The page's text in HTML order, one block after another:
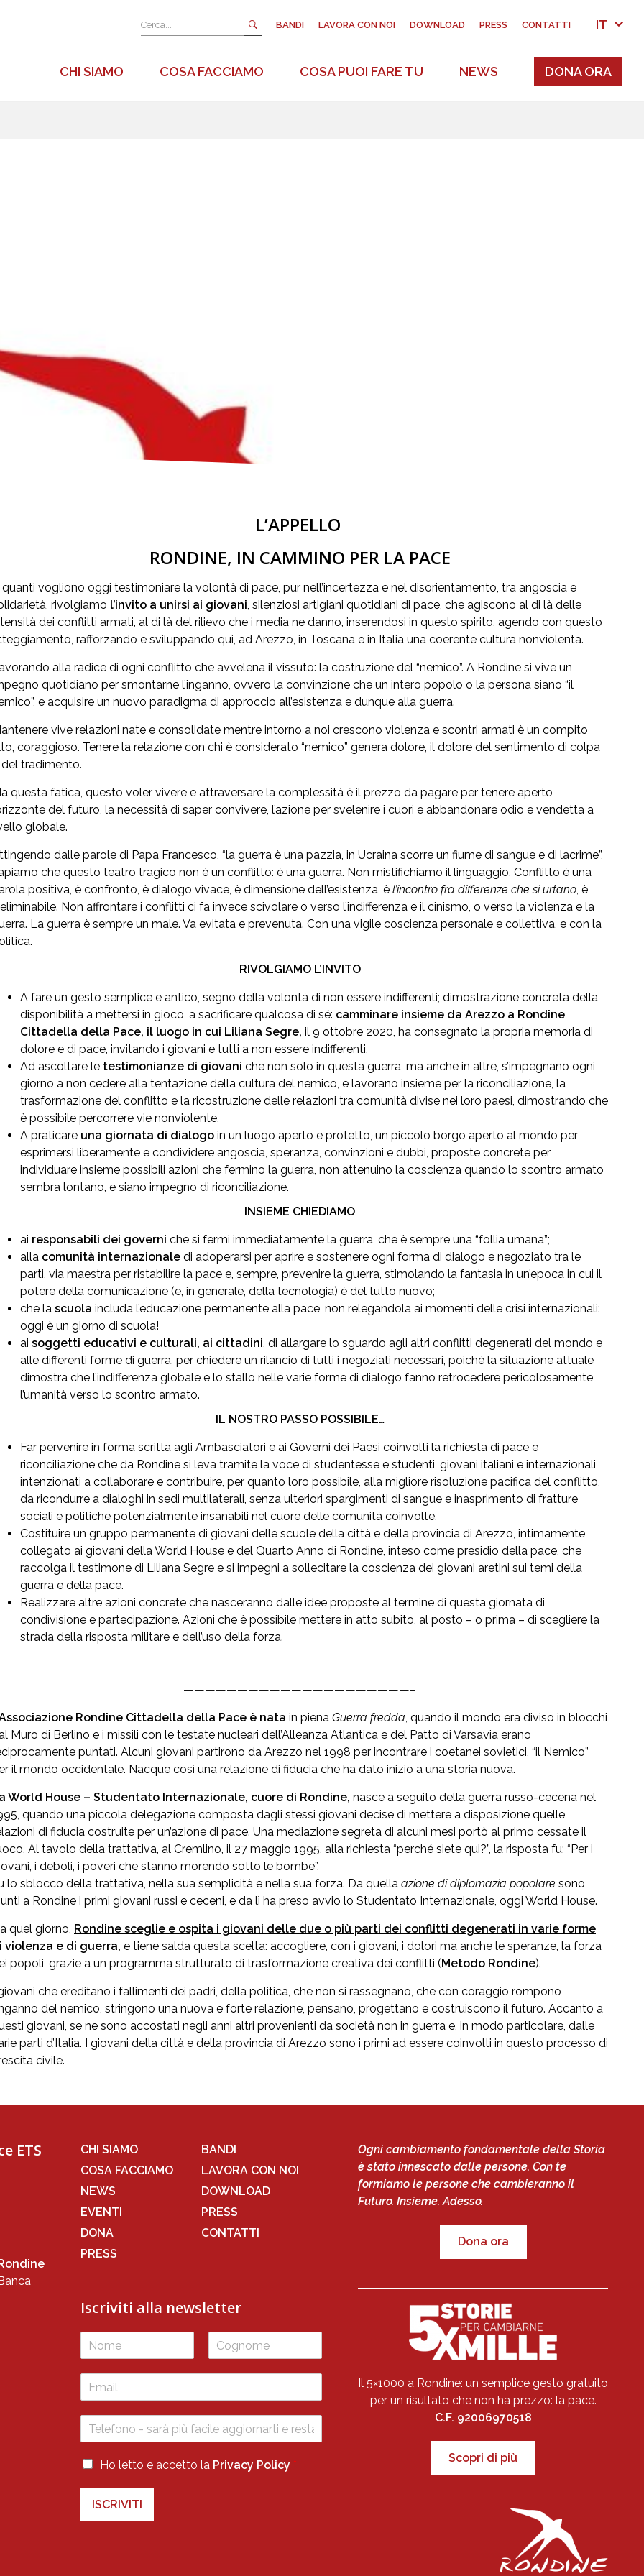
IT
BANDI LAVORA CON NOI DOWNLOAD PRESS CONTATTI
CHI SIAMO COSA FACCIAMO COSA PUOI FARE TU NEWS DONA ORA
L’APPELLO
RONDINE, IN CAMMINO PER LA PACE
quanti vogliono oggi testimoniare la volontà di pace, pur nell’incertezza e nel disorientamento, tra angoscia e
rivolgiamo l’invito a unirsi ai giovani, silenziosi artigiani quotidiani di pace, che agiscono al di là delle
dei conflitti armati, al di là del rilievo che i media ne danno, inserendosi in questo spirito, agendo con questo
rafforzando e sviluppando qui, ad Arezzo, in Toscana e in Italia una coerente cultura nonviolenta.
alla radice di ogni conflitto che avvelena il vissuto: la costruzione del “nemico”. A Rondine si vive un
quotidiano per smontarne l’inganno, ovvero la convinzione che un intero popolo o la persona siano “il
e acquisire un nuovo paradigma di approccio all’esistenza e dunque alla guerra.
vive relazioni nate e consolidate mentre intorno a noi crescono violenza e scontri armati è un compito
coraggioso. Tenere la relazione con chi è considerato “nemico” genera dolore, il dolore del sentimento di colpa
tradimento.
questa fatica, questo voler vivere e attraversare la complessità è il prezzo da pagare per tenere aperto
del futuro, la necessità di saper convivere, l’azione per svelenire i cuori e abbandonare odio e vendetta a
globale.
dalle parole di Papa Francesco, “la guerra è una pazzia, in Ucraina scorre un fiume di sangue e di lacrime”,
che questo teatro tragico non è un conflitto: è una guerra. Non mistifichiamo il linguaggio. Conflitto è una
positiva, è confronto, è dialogo vivace, è dimensione dell’esistenza, è l’incontro fra differenze che si urtano, è
Non affrontare i conflitti ci fa invece scivolare o verso l’indifferenza e il cinismo, o verso la violenza e la
La guerra è sempre un male. Va evitata e prevenuta. Con una vigile coscienza personale e collettiva, e con la
RIVOLGIAMO L’INVITO
A fare un gesto semplice e antico, segno della volontà di non essere indifferenti; dimostrazione concreta della
disponibilità a mettersi in gioco, a sacrificare qualcosa di sé: camminare insieme da Arezzo a Rondine
Cittadella della Pace, il luogo in cui Liliana Segre, il 9 ottobre 2020, ha consegnato la propria memoria di
dolore e di pace, invitando i giovani e tutti a non essere indifferenti.
Ad ascoltare le testimonianze di giovani che non solo in questa guerra, ma anche in altre, s’impegnano ogni
giorno a non cedere alla tentazione della cultura del nemico, e lavorano insieme per la riconciliazione, la
trasformazione del conflitto e la ricostruzione delle relazioni tra comunità divise nei loro paesi, dimostrando che
è possibile percorrere vie nonviolente.
A praticare una giornata di dialogo in un luogo aperto e protetto, un piccolo borgo aperto al mondo per
esprimersi liberamente e condividere angoscia, speranza, convinzioni e dubbi, proposte concrete per
individuare insieme possibili azioni che fermino la guerra, non attenuino la coscienza quando lo scontro armato
sembra lontano, e siano impegno di riconciliazione.
INSIEME CHIEDIAMO
ai responsabili dei governi che si fermi immediatamente la guerra, che è sempre una “follia umana”;
alla comunità internazionale di adoperarsi per aprire e sostenere ogni forma di dialogo e negoziato tra le
parti, via maestra per ristabilire la pace e, sempre, prevenire la guerra, stimolando la fantasia in un’epoca in cui il
potere della comunicazione (e, in generale, della tecnologia) è del tutto nuovo;
che la scuola includa l’educazione permanente alla pace, non relegandola ai momenti delle crisi internazionali:
oggi è un giorno di scuola!
ai soggetti educativi e culturali, ai cittadini, di allargare lo sguardo agli altri conflitti degenerati del mondo e
alle differenti forme di guerra, per chiedere un rilancio di tutti i negoziati necessari, poiché la situazione attuale
dimostra che l’indifferenza globale e lo stallo nelle varie forme di dialogo fanno retrocedere pericolosamente
l’umanità verso lo scontro armato.
IL NOSTRO PASSO POSSIBILE…
Far pervenire in forma scritta agli Ambasciatori e ai Governi dei Paesi coinvolti la richiesta di pace e
riconciliazione che da Rondine si leva tramite la voce di studentesse e studenti, giovani italiani e internazionali,
intenzionati a collaborare e contribuire, per quanto loro possibile, alla migliore risoluzione pacifica del conflitto,
da ricondurre a dialoghi in sedi multilaterali, senza ulteriori spargimenti di sangue e inasprimento di fratture
sociali e politiche potenzialmente insanabili nel cuore delle comunità coinvolte.
Costituire un gruppo permanente di giovani delle scuole della città e della provincia di Arezzo, intimamente
collegato ai giovani della World House e del Quarto Anno di Rondine, inteso come presidio della pace, che
raccolga il testimone di Liliana Segre e si impegni a sollecitare la coscienza dei giovani aretini sui temi della
guerra e della pace.
Realizzare altre azioni concrete che nasceranno dalle idee proposte al termine di questa giornata di
condivisione e partecipazione. Azioni che è possibile mettere in atto subito, al posto – o prima – di scegliere la
strada della risposta militare e dell’uso della forza.
—————————————————————–
Rondine Cittadella della Pace è nata in piena Guerra fredda, quando il mondo era diviso in blocchi
Muro di Berlino e i missili con le testate nucleari dell’Alleanza Atlantica e del Patto di Varsavia erano
puntati. Alcuni giovani partirono da Arezzo nel 1998 per incontrare i coetanei sovietici, “il Nemico”
il mondo occidentale. Nacque così una relazione di fiducia che ha dato inizio a una storia nuova.
World House – Studentato Internazionale, cuore di Rondine, nasce a seguito della guerra russo-cecena nel
quando una piccola delegazione composta dagli stessi giovani decise di mettere a disposizione quelle
di fiducia costruite per un’azione di pace. Una mediazione segreta di alcuni mesi portò al primo cessate il
Al tavolo della trattativa, al Cremlino, il 27 maggio 1995, alla richiesta “perché siete qui?”, la risposta fu: “Per i
i deboli, i poveri che stanno morendo sotto le bombe”.
lo sblocco della trattativa, nella sua semplicità e nella sua forza. Da quella azione di diplomazia popolare sono
a Rondine i primi giovani russi e ceceni, e da lì ha preso avvio lo Studentato Internazionale, oggi World House.
quel giorno, Rondine sceglie e ospita i giovani delle due o più parti dei conflitti degenerati in varie forme
violenza e di guerra, e tiene salda questa scelta: accogliere, con i giovani, i dolori ma anche le speranze, la forza
popoli, grazie a un programma strutturato di trasformazione creativa dei conflitti (Metodo Rondine).
giovani che ereditano i fallimenti dei padri, della politica, che non si rassegnano, che con coraggio rompono
del nemico, stringono una nuova e forte relazione, pensano, progettano e costruiscono il futuro. Accanto a
giovani, se ne sono accostati negli anni altri provenienti da società non in guerra e, in modo particolare, dalle
parti d’Italia. I giovani della città e della provincia di Arezzo sono i primi ad essere coinvolti in questo processo di
civile.
ETS
CHI SIAMO
COSA FACCIAMO
NEWS
EVENTI
DONA
PRESS
BANDI
LAVORA CON NOI
DOWNLOAD
PRESS
CONTATTI
Iscriviti alla newsletter
*
o
e
o
n
e
P
i
a
Ho letto e accetto la Privacy Policy *
ISCRIVITI
Ogni cambiamento fondamentale della Storia
è stato innescato dalle persone. Con te
formiamo le persone che cambieranno il
Futuro. Insieme. Adesso.
Dona ora
Il 5×1000 a Rondine: un semplice gesto gratuito
per un risultato che non ha prezzo: la pace.
C.F. 92006970518
Scopri di più